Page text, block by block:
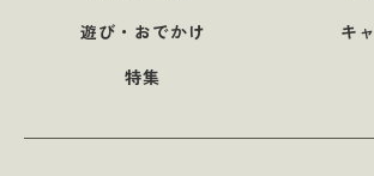
遊び・おでかけ
キ
特集